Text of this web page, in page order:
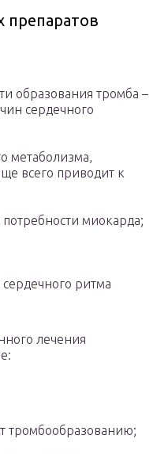
препаратов
образования тромба –
сердечного
метаболизма,
всего приводит к
миокарда;
ритма
лечения
тромбообразованию;